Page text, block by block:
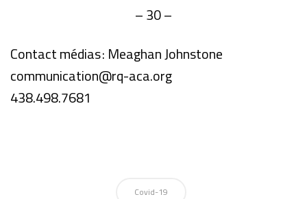
– 30 –
Contact médias : Meaghan Johnstone
communication@rq-aca.org
438.498.7681
Covid-19